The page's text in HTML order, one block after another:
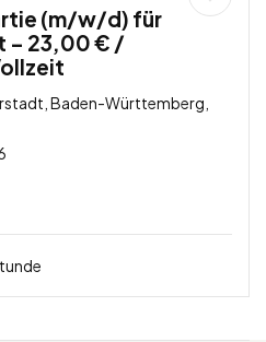
(m/w/d) für
– 23,00 € /
Baden-Württemberg,